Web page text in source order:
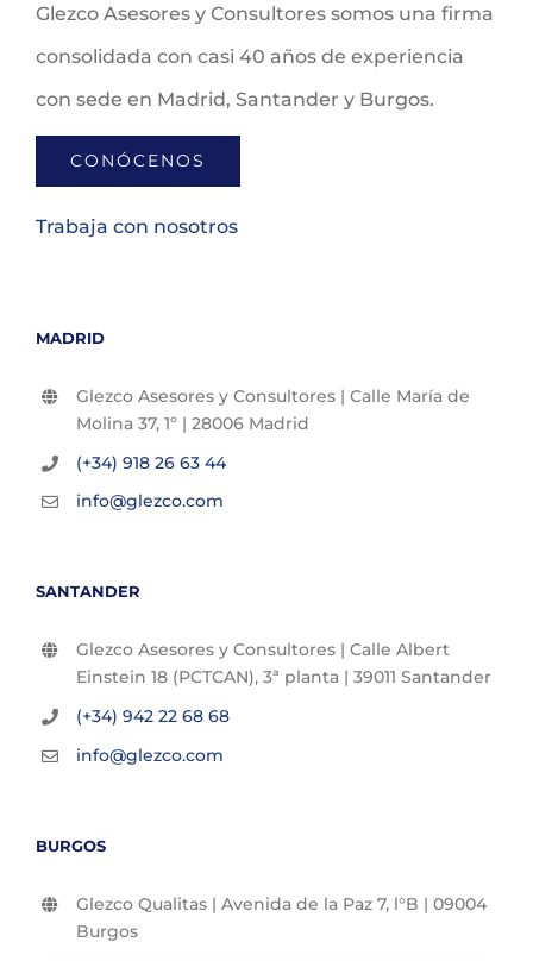
Glezco Asesores y Consultores somos una firma
consolidada con casi 40 años de experiencia
con sede en Madrid, Santander y Burgos.
CONÓCENOS
Trabaja con nosotros
MADRID
Glezco Asesores y Consultores | Calle María de
Molina 37, 1º | 28006 Madrid
(+34) 918 26 63 44
info@glezco.com
SANTANDER
Glezco Asesores y Consultores | Calle Albert
Einstein 18 (PCTCAN), 3ª planta | 39011 Santander
(+34) 942 22 68 68
info@glezco.com
BURGOS
Glezco Qualitas | Avenida de la Paz 7, l°B | 09004
Burgos